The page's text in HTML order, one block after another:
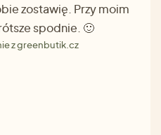
zostawię. Przy moim
spodnie. 🙂
z greenbutik.cz